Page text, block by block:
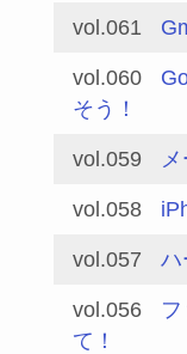
vol.061
vol.060
そう！
vol.059
vol.058
vol.057 ハ
vol.056
て！